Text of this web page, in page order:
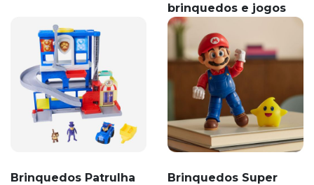
brinquedos e jogos
Brinquedos Patrulha
Brinquedos Super